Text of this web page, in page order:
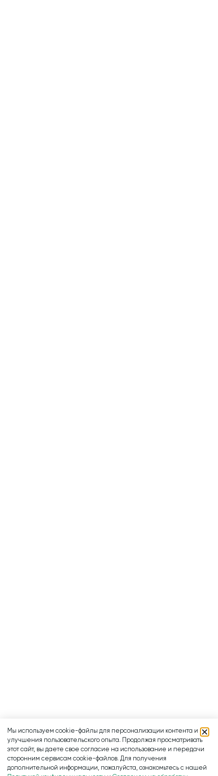
Мы используем cookie-файлы для персонализации контента и
улучшения пользовательского опыта. Продолжая просматривать
этот сайт, вы даете свое согласие на использование и передачи
сторонним сервисам cookie-файлов. Для получения
дополнительной информации, пожалуйста, ознакомьтесь с нашей